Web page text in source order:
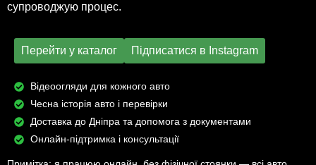
супроводжую процес.
Перейти у каталог Підписатися в Instagram
Відеоогляди для кожного авто
Чесна історія авто і перевірки
Доставка до Дніпра та допомога з документами
Онлайн-підтримка і консультації